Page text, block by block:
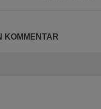
KOMMENTAR